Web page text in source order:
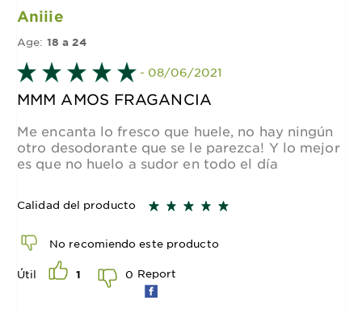
Aniiie
Age: 18 a 24
- 08/06/2021
MMM AMOS FRAGANCIA
Me encanta lo fresco que huele, no hay ningún
otro desodorante que se le parezca! Y lo mejor
es que no huelo a sudor en todo el día
Calidad del producto
No recomiendo este producto
Útil 1 0 Report